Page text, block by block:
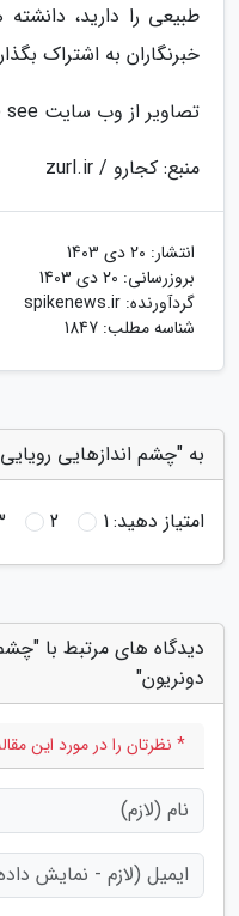
طبیعی را دارید،
خبرنگاران به اشتراک
تصاویر از وب سایت places to see
منبع: کجارو / zurl.ir
انتشار: 20 دی 1403
بروزرسانی: 20 دی 1403
گردآورنده: spikenews.ir
شناسه مطلب: 1847
به "چشم اندازهایی
امتیاز دهید:1
2
دیدگاه های مرتبط با
دونریون"
* نظرتان را در مورد این